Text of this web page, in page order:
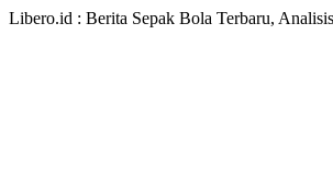
Libero.id : Berita Sepak Bola Terbaru,